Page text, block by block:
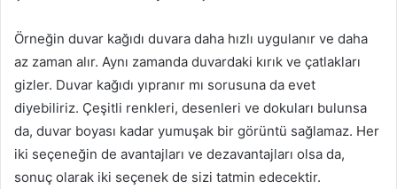
Örneğin duvar kağıdı duvara daha hızlı uygulanır ve daha
az zaman alır. Aynı zamanda duvardaki kırık ve çatlakları
gizler. Duvar kağıdı yıpranır mı sorusuna da evet
diyebiliriz. Çeşitli renkleri, desenleri ve dokuları bulunsa
da, duvar boyası kadar yumuşak bir görüntü sağlamaz. Her
iki seçeneğin de avantajları ve dezavantajları olsa da,
sonuç olarak iki seçenek de sizi tatmin edecektir.